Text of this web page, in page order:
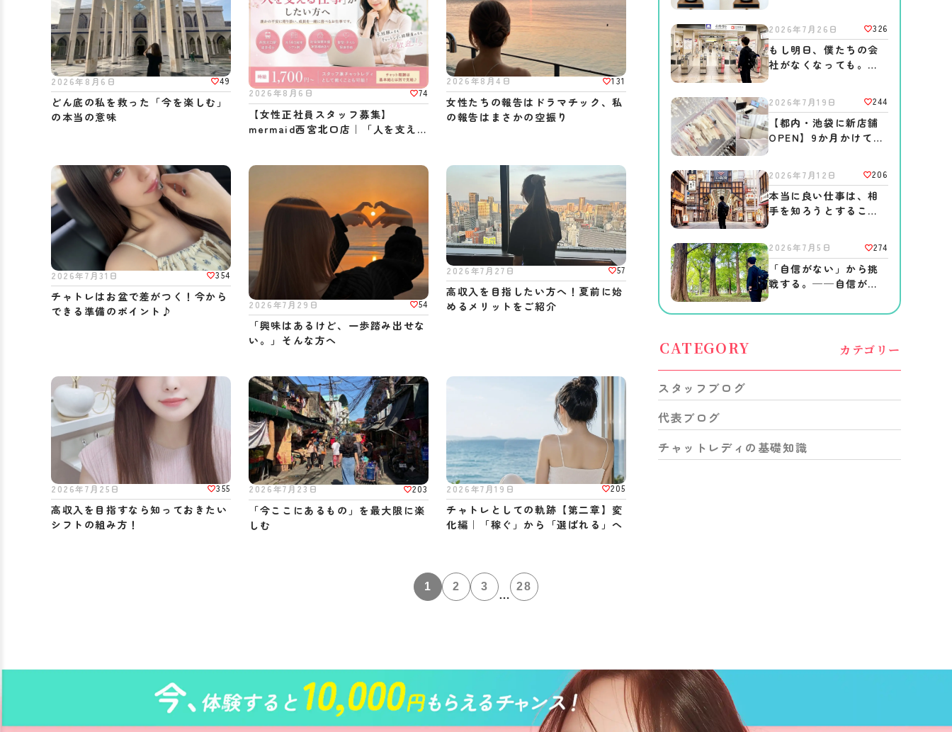
2026年8月6日 49
どん底の私を救った「今を楽しむ」
の本当の意味
2026年8月6日 74
【女性正社員スタッフ募集】
mermaid西宮北口店｜「人を支える
2026年8月4日 131
女性たちの報告はドラマチック、私
の報告はまさかの空振り
2026年7月31日 354
チャトレはお盆で差がつく！今から
できる準備のポイント♪
2026年7月29日 54
「興味はあるけど、一歩踏み出せな
い。」そんな方へ
2026年7月27日 57
高収入を目指したい方へ！夏前に始
めるメリットをご紹介
2026年7月25日 355
高収入を目指すなら知っておきたい
シフトの組み方！
2026年7月23日 203
「今ここにあるもの」を最大限に楽
しむ
2026年7月19日 205
チャトレとしての軌跡【第二章】変
化編｜「稼ぐ」から「選ばれる」へ
1 2 3
…
28
2026年7月26日 326
もし明日、僕たちの会
社がなくなっても。
いつも通り走っている
2026年7月19日 244
【都内・池袋に新店舗
OPEN】9か月かけて、
る場所」を作りまし
た。
2026年7月12日 206
本当に良い仕事は、相
手を知ろうとすること
頃、僕がしてほしかっ
たこと。
2026年7月5日 274
「自信がない」から挑
戦する。──自信がつ
一生始められない。
CATEGORY カテゴリー
スタッフブログ
代表ブログ
チャットレディの基礎知識